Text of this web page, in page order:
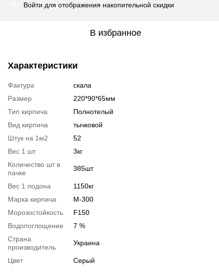
Войти для отображения накопительной скидки
В избранное
Характеристики
Фактура
скала
Размер
220*90*65мм
Тип кирпича
Полнотелый
Вид кирпича
тычковой
Штук на 1м2
52
Вес 1 шт
3кг
Количество шт в
пачке
385шт
Вес 1 подона
1150кг
Марка кирпича
М-300
Морозостойкость
F150
Водопоглощение
7 %
Страна
производитель
Украина
Цвет Серый